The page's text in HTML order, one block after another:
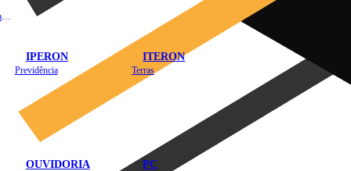
IPERON
Previdência
ITERON
Terras
OUVIDORIA PC